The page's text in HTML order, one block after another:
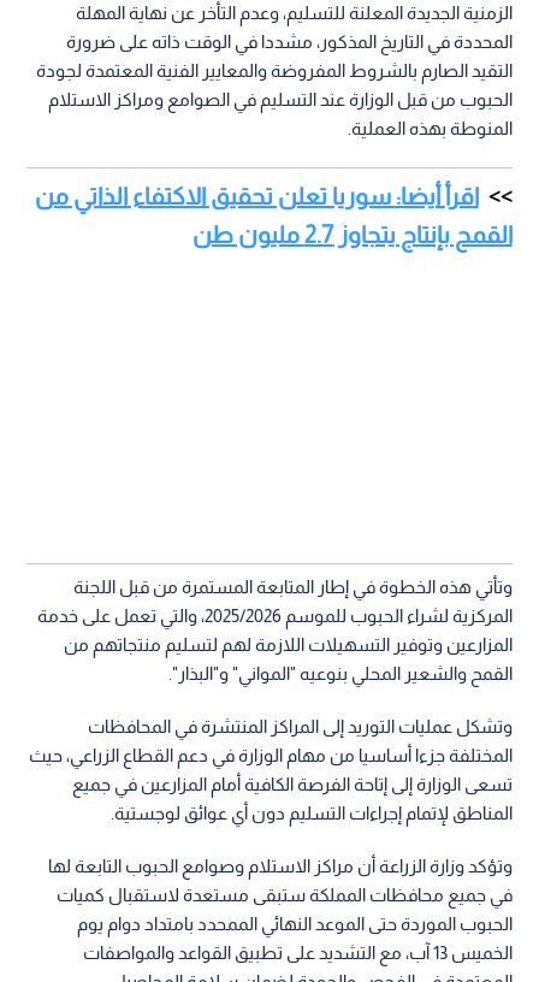
الزمنية الجديدة المعلنة للتسليم، وعدم التأخر عن نهاية المهلة
المحددة في التاريخ المذكور، مشددا في الوقت ذاته على ضرورة
التقيد الصارم بالشروط المفروضة والمعايير الفنية المعتمدة لجودة
الحبوب من قبل الوزارة عند التسليم في الصوامع ومراكز الاستلام
المنوطة بهذه العملية.
اقرأ أيضا: سوريا تعلن تحقيق الاكتفاء الذاتي من
القمح بإنتاج يتجاوز 2.7 مليون طن
وتأتي هذه الخطوة في إطار المتابعة المستمرة من قبل اللجنة
المركزية لشراء الحبوب للموسم 2025/2026، والتي تعمل على خدمة
المزارعين وتوفير التسهيلات اللازمة لهم لتسليم منتجاتهم من
القمح والشعير المحلي بنوعيه "المواني" و"البذار".
وتشكل عمليات التوريد إلى المراكز المنتشرة في المحافظات
المختلفة جزءا أساسيا من مهام الوزارة في دعم القطاع الزراعي، حيث
تسعى الوزارة إلى إتاحة الفرصة الكافية أمام المزارعين في جميع
المناطق لإتمام إجراءات التسليم دون أي عوائق لوجستية.
وتؤكد وزارة الزراعة أن مراكز الاستلام وصوامع الحبوب التابعة لها
في جميع محافظات المملكة ستبقى مستعدة لاستقبال كميات
الحبوب الموردة حتى الموعد النهائي الممحدد بامتداد دوام يوم
الخميس 13 آب، مع التشديد على تطبيق القواعد والمواصفات